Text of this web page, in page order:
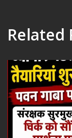
Related